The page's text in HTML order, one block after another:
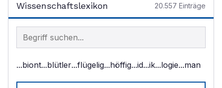
Wissenschaftslexikon 20.557 Einträge
Begriff im Lexikon suchen
...biont...blütler...flügelig...höffig...id...ik...logie...man